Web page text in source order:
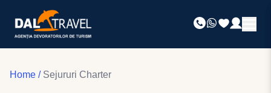
Home / Sejururi Charter